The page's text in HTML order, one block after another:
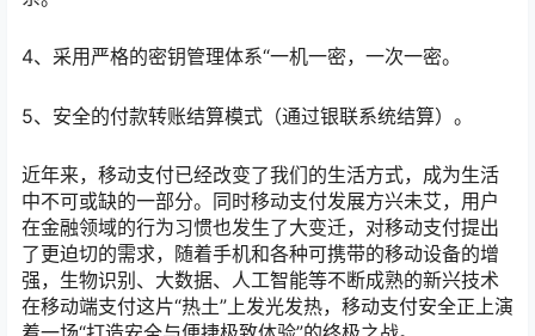
4、采用严格的密钥管理体系“一机一密，一次一密。
5、安全的付款转账结算模式（通过银联系统结算）。
近年来，移动支付已经改变了我们的生活方式，成为生活
中不可或缺的一部分。同时移动支付发展方兴未艾，用户
在金融领域的行为习惯也发生了大变迁，对移动支付提出
了更迫切的需求，随着手机和各种可携带的移动设备的增
强，生物识别、大数据、人工智能等不断成熟的新兴技术
在移动端支付这片“热土”上发光发热，移动支付安全正上演